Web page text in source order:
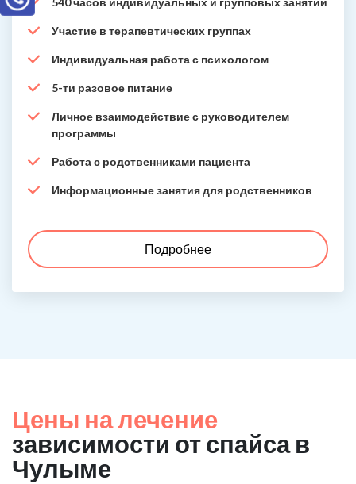
Участие в терапевтических группах
Индивидуальная работа с психологом
5-ти разовое питание
Личное взаимодействие с руководителем
программы
Работа с родственниками пациента
Информационные занятия для родственников
Подробнее
Цены на лечение
зависимости от спайса в
Чулыме